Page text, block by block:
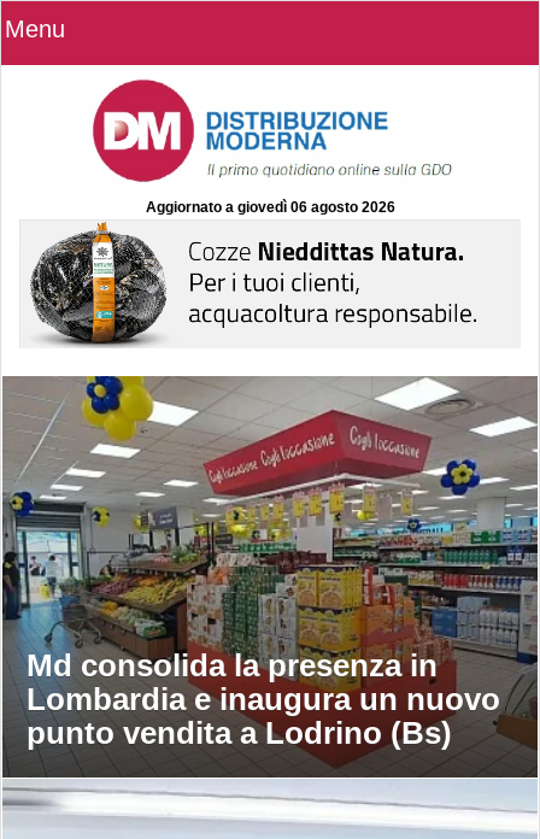
Menu
Aggiornato a giovedì 06 agosto 2026
Md consolida la presenza in
Lombardia e inaugura un nuovo
punto vendita a Lodrino (Bs)